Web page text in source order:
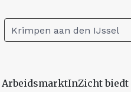
Krimpen aan den IJssel
ArbeidsmarktInZicht biedt